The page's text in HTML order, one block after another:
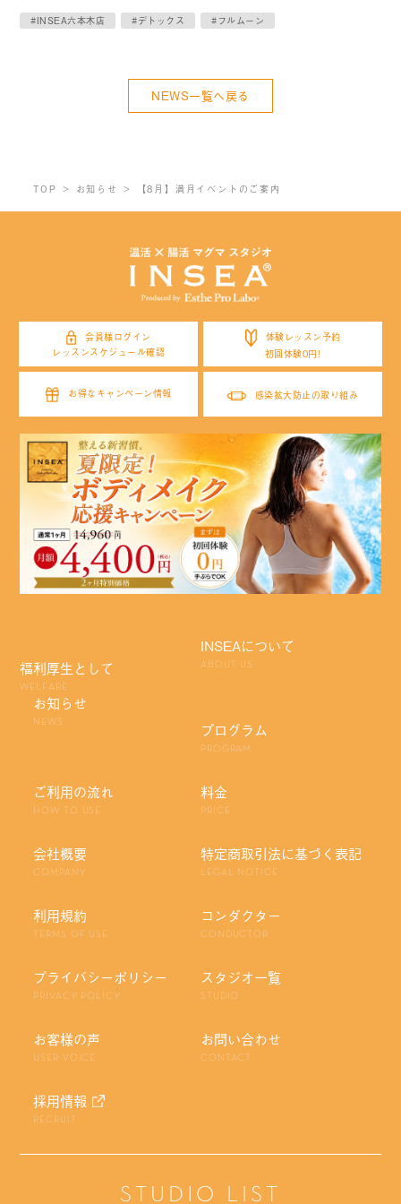
#INSEA六本木店 #デトックス #フルムーン
NEWS一覧へ戻る
TOP お知らせ 【8月】満月イベントのご案内
会員様ログイン
レッスンスケジュール確認
体験レッスン予約
初回体験0円!
お得なキャンペーン情報 感染拡大防止の取り組み
INSEAについて
ABOUT US
コンダクター
CONDUCTOR
会社概要
COMPANY
プログラム
PROGRAM
スタジオ一覧
STUDIO
利用規約
TERMS OF USE
料金
PRICE
お知らせ
NEWS
プライバシーポリシー
PRIVACY POLICY
特定商取引法に基づく表記
LEGAL NOTICE
ご利用の流れ
HOW TO USE
お客様の声
USER VOICE
お問い合わせ
CONTACT
採用情報
RECRUIT
福利厚生として
WELFARE
STUDIO LIST